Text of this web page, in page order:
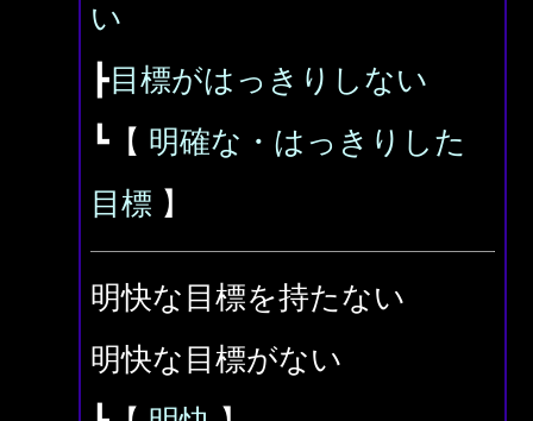
い
┣目標がはっきりしない
┗【 明確な・はっきりした
目標 】
明快な目標を持たない
明快な目標がない